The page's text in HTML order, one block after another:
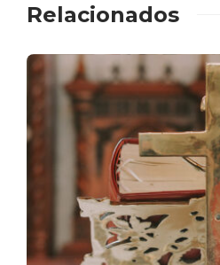
Relacionados